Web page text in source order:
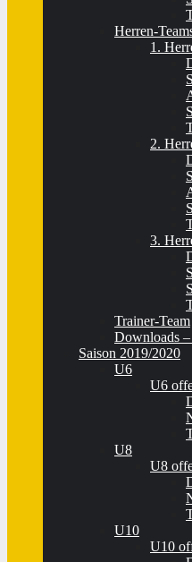
Herren-
1.
2.
3.
Trainer-Team
Downloads –
Saison 2019/2020
U6
U6
U8
U8
U10
U10